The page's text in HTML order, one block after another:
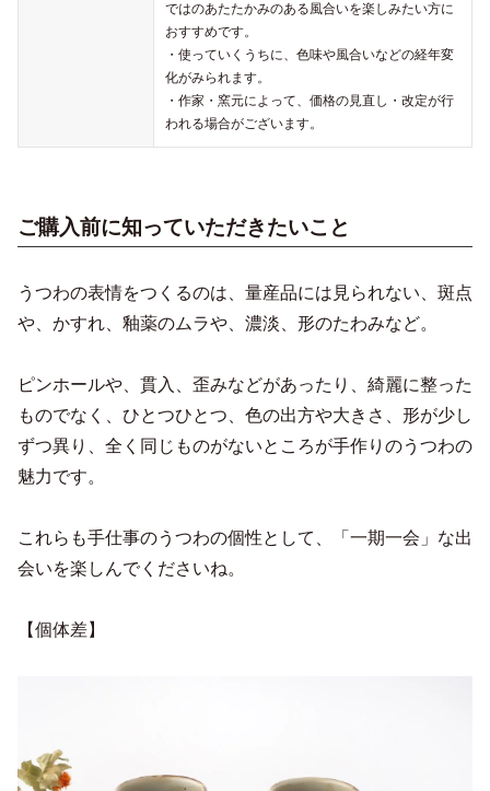
ではのあたたかみのある風合いを楽しみたい方に
おすすめです。
・使っていくうちに、色味や風合いなどの経年変
化がみられます。
・作家・窯元によって、価格の見直し・改定が行
われる場合がございます。
ご購入前に知っていただきたいこと
うつわの表情をつくるのは、量産品には見られない、斑点
や、かすれ、釉薬のムラや、濃淡、形のたわみなど。
ピンホールや、貫入、歪みなどがあったり、綺麗に整った
ものでなく、ひとつひとつ、色の出方や大きさ、形が少し
ずつ異り、全く同じものがないところが手作りのうつわの
魅力です。
これらも手仕事のうつわの個性として、「一期一会」な出
会いを楽しんでくださいね。
【個体差】